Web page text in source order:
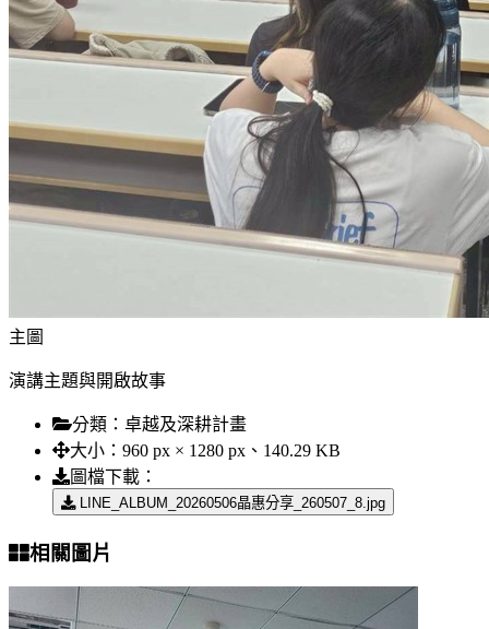
主圖
演講主題與開啟故事
分類： 卓越及深耕計畫
大小： 960 px × 1280 px、140.29 KB
圖檔下載：
LINE_ALBUM_20260506晶惠分享_260507_8.jpg
相關圖片